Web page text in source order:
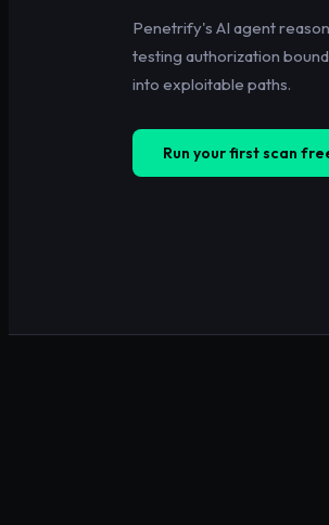
Penetrify's AI agent
testing authorization
into exploitable paths.
Run your first scan